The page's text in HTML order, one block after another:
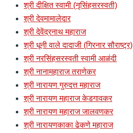
श्री दीक्षित स्वामी (नृसिंहसरस्वती)
श्री देवमामालेदार
श्री देवेंद्रनाथ महाराज
श्री धूनी वाले दादाजी (गिरनार सौराष्ट्र)
श्री नरसिंहसरस्वती स्वामी आळंदी
श्री नानामहाराज तराणेकर
श्री नारायण गुरुदत्त महाराज
श्री नारायण महाराज केडगावकर
श्री नारायण महाराज जालवणकर
श्री नारायणकाका ढेकणे महाराज